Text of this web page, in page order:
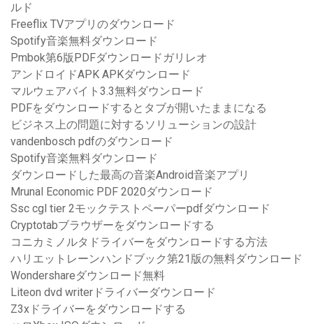
ルド
Freeflix TVアプリのダウンロード
Spotify音楽無料ダウンロード
Pmbok第6版PDFダウンロードガリレオ
アンドロイドAPK APKダウンロード
マルウェアバイト3.3無料ダウンロード
PDFをダウンロードするとタブが開いたままになる
ビジネス上の問題に対するソリューションの設計
vandenbosch pdfのダウンロード
Spotify音楽無料ダウンロード
ダウンロードした最高の音楽Android音楽アプリ
Mrunal Economic PDF 2020ダウンロード
Ssc cgl tier 2モックテストペーパーpdfダウンロード
Cryptotabブラウザーをダウンロードする
コニカミノルタドライバーをダウンロードする方法
ハリエットレーンハンドブック第21版の無料ダウンロード
Wondershareダウンロード無料
Liteon dvd writerドライバーダウンロード
Z3xドライバーをダウンロードする